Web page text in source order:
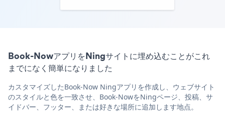
Book-NowアプリをNingサイトに埋め込むことがこれ
までになく簡単になりました
カスタマイズしたBook-Now Ningアプリを作成し、ウェブサイト
のスタイルと色を一致させ、Book-NowをNingページ、投稿、サ
イドバー、フッター、または好きな場所に追加します地点。